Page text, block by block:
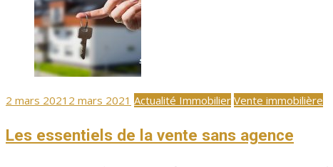
Publié
2 mars 2021 2 mars 2021 Actualité Immobilier Vente immobilière
Les essentiels de la vente sans agence